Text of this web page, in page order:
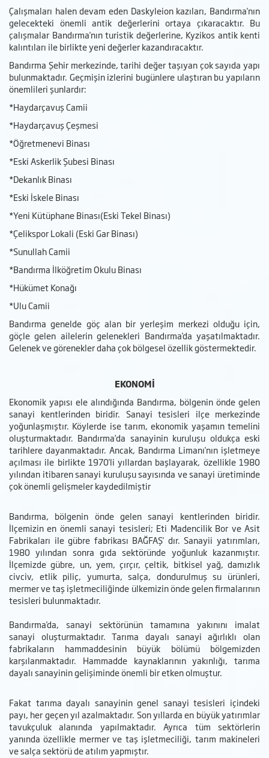
Çalışmaları halen devam eden Daskyleion kazıları, Bandırma'nın
gelecekteki önemli antik değerlerini ortaya çıkaracaktır. Bu
çalışmalar Bandırma'nın turistik değerlerine, Kyzikos antik kenti
kalıntıları ile birlikte yeni değerler kazandıracaktır.
Bandırma Şehir merkezinde, tarihi değer taşıyan çok sayıda yapı
bulunmaktadır. Geçmişin izlerini bugünlere ulaştıran bu yapıların
önemlileri şunlardır:
*Haydarçavuş Camii
*Haydarçavuş Çeşmesi
*Öğretmenevi Binası
*Eski Askerlik Şubesi Binası
*Dekanlık Binası
*Eski İskele Binası
*Yeni Kütüphane Binası(Eski Tekel Binası)
*Çelikspor Lokali (Eski Gar Binası)
*Sunullah Camii
*Bandırma İlköğretim Okulu Binası
*Hükümet Konağı
*Ulu Camii
Bandırma genelde göç alan bir yerleşim merkezi olduğu için,
göçle gelen ailelerin gelenekleri Bandırma'da yaşatılmaktadır.
Gelenek ve görenekler daha çok bölgesel özellik göstermektedir.
EKONOMİ
Ekonomik yapısı ele alındığında Bandırma, bölgenin önde gelen
sanayi kentlerinden biridir. Sanayi tesisleri ilçe merkezinde
yoğunlaşmıştır. Köylerde ise tarım, ekonomik yaşamın temelini
oluşturmaktadır. Bandırma’da sanayinin kuruluşu oldukça eski
tarihlere dayanmaktadır. Ancak, Bandırma Limanı'nın işletmeye
açılması ile birlikte 1970'li yıllardan başlayarak, özellikle 1980
yılından itibaren sanayi kuruluşu sayısında ve sanayi üretiminde
çok önemli gelişmeler kaydedilmiştir
Bandırma, bölgenin önde gelen sanayi kentlerinden biridir.
İlçemizin en önemli sanayi tesisleri; Eti Madencilik Bor ve Asit
Fabrikaları ile gübre fabrikası BAĞFAŞ' dır. Sanayii yatırımları,
1980 yılından sonra gıda sektöründe yoğunluk kazanmıştır.
İlçemizde gübre, un, yem, çırçır, çeltik, bitkisel yağ, damızlık
civciv, etlik piliç, yumurta, salça, dondurulmuş su ürünleri,
mermer ve taş işletmeciliğinde ülkemizin önde gelen firmalarının
tesisleri bulunmaktadır.
Bandırma'da, sanayi sektörünün tamamına yakınını imalat
sanayi oluşturmaktadır. Tarıma dayalı sanayi ağırlıklı olan
fabrikaların hammaddesinin büyük bölümü bölgemizden
karşılanmaktadır. Hammadde kaynaklarının yakınlığı, tarıma
dayalı sanayinin gelişiminde önemli bir etken olmuştur.
Fakat tarıma dayalı sanayinin genel sanayi tesisleri içindeki
payı, her geçen yıl azalmaktadır. Son yıllarda en büyük yatırımlar
tavukçuluk alanında yapılmaktadır. Ayrıca tüm sektörlerin
yanında özellikle mermer ve taş işletmeciliği, tarım makineleri
ve salça sektörü de atılım yapmıştır.